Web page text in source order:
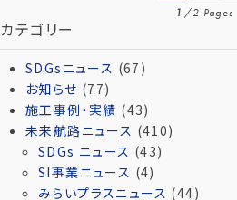
1 /2 Pages
カテゴリー
SDGsニュース (67)
お知らせ (77)
施工事例・実績 (43)
未来航路ニュース (410)
SDGs ニュース (43)
SI事業ニュース (4)
みらいプラスニュース (44)